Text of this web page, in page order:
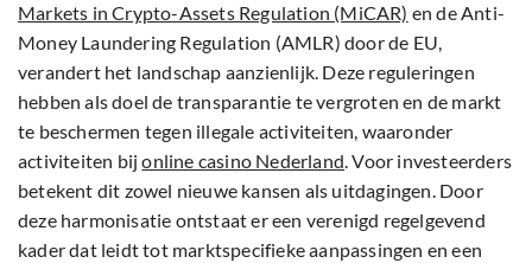
Markets in Crypto-Assets Regulation (MiCAR) en de Anti-
Money Laundering Regulation (AMLR) door de EU,
verandert het landschap aanzienlijk. Deze reguleringen
hebben als doel de transparantie te vergroten en de markt
te beschermen tegen illegale activiteiten, waaronder
activiteiten bijonline casino Nederland. Voor investeerders
betekent dit zowel nieuwe kansen als uitdagingen. Door
deze harmonisatie ontstaat er een verenigd regelgevend
kader dat leidt tot marktspecifieke aanpassingen en een